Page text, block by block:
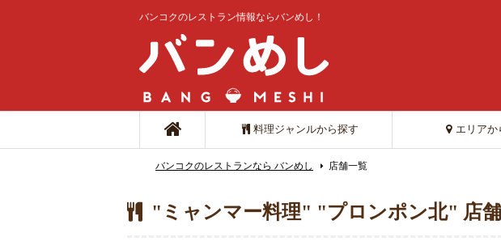
バンコクのレストラン情報ならバンめし！
料理ジャンルから探す エリアか
バンコクのレストランなら バンめし 店舗一覧
"ミャンマー料理" "プロンポン北" 店